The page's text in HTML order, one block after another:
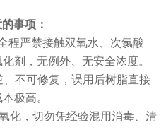
事项：
程严禁接触双氧水、次氯酸
剂，无例外、无安全浓度。
不可修复，误用后树脂直接
极高。
化，切勿凭经验混用消毒、清